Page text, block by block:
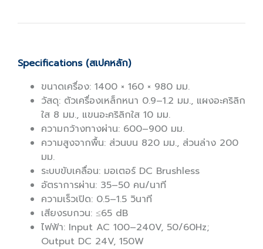
Specifications (สเปคหลัก)
ขนาดเครื่อง: 1400 × 160 × 980 มม.
วัสดุ: ตัวเครื่องเหล็กหนา 0.9–1.2 มม., แผงอะคริลิก
ใส 8 มม., แขนอะคริลิกใส 10 มม.
ความกว้างทางผ่าน: 600–900 มม.
ความสูงจากพื้น: ส่วนบน 820 มม., ส่วนล่าง 200
มม.
ระบบขับเคลื่อน: มอเตอร์ DC Brushless
อัตราการผ่าน: 35–50 คน/นาที
ความเร็วเปิด: 0.5–1.5 วินาที
เสียงรบกวน: ≤65 dB
ไฟฟ้า: Input AC 100–240V, 50/60Hz;
Output DC 24V, 150W